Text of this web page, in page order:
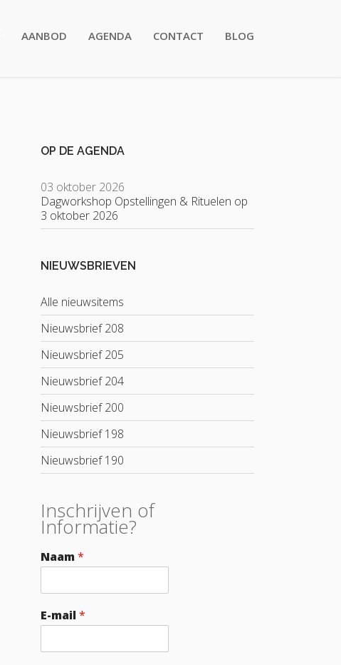
AANBOD AGENDA CONTACT BLOG
OP DE AGENDA
03 oktober 2026
Dagworkshop Opstellingen & Rituelen op
3 oktober 2026
NIEUWSBRIEVEN
Alle nieuwsitems
Nieuwsbrief 208
Nieuwsbrief 205
Nieuwsbrief 204
Nieuwsbrief 200
Nieuwsbrief 198
Nieuwsbrief 190
Inschrijven of
Informatie?
Naam*
E-mail*